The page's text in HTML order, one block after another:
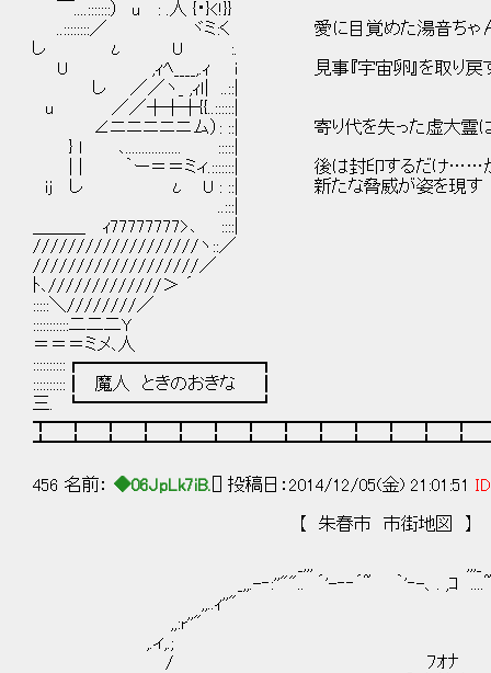
￣....:::::::） u : .人 {・}<!}}
..::::::::／ ヾミ:く 愛に目覚めた湯音ちゃん、
し ι U :.
U ,ｨﾍ____,.ｨ i 見事『宇宙卵』を取り戻す
し ／／ヽ_ ,ｨｌ| ..::|
u ／／┼┼┼{{..::::::|
∠ニニニニニム）: ::| 寄り代を失った虚大霊は哀
} l ､................. :::::|
| | ｀ー＝＝ミィ.:::::::| 後は封印するだけ……かと
ij し ι U : ::| 新たな脅威が姿を現す
..:::|
＿＿＿ ｨ77777777>､ ::::|
///////////////////ヽ::／
///////////////////／
ﾄ､/////////////＞ ´
:::::＼////////／
:::::::::::二二二Y
＝＝＝ミメ､人
::::::::::┏━━━━━━━━━━┓
::::::::::┃ 魔人 ときのおきな ┃
三. ┗━━━━━━━━━━┛
456 名前： ◆06JpLk7iB. [] 投稿日：2014/12/05(金) 21:01:51
【 朱春市 市街地図 】
_,,.-‐:''"".. ´'-‐‐´~ ｀'‐-、. ,ｺ ....~`'
,,..ｨ''" `
,,:r''" `
,.ィ,.; `
/ ﾌｵﾅ